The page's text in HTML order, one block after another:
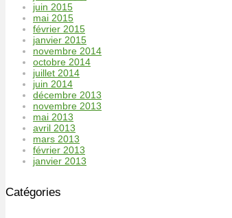
juin 2015
mai 2015
février 2015
janvier 2015
novembre 2014
octobre 2014
juillet 2014
juin 2014
décembre 2013
novembre 2013
mai 2013
avril 2013
mars 2013
février 2013
janvier 2013
Catégories